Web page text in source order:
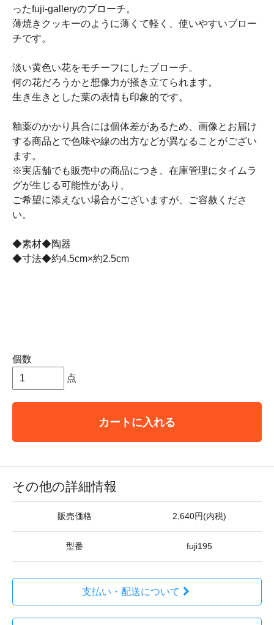
ったfuji-galleryのブローチ。
薄焼きクッキーのように薄くて軽く、使いやすいブロー
チです。
淡い黄色い花をモチーフにしたブローチ。
何の花だろうかと想像力が掻き立てられます。
生き生きとした葉の表情も印象的です。
釉薬のかかり具合には個体差があるため、画像とお届け
する商品とで色味や線の出方などが異なることがござい
ます。
※実店舗でも販売中の商品につき、在庫管理にタイムラ
グが生じる可能性があり、
ご希望に添えない場合がございますが、ご容赦くださ
い。
◆素材◆陶器
◆寸法◆約4.5cm×約2.5cm
個数
点
カートに入れる
その他の詳細情報
販売価格 2,640円(内税)
型番 fuji195
支払い・配送について